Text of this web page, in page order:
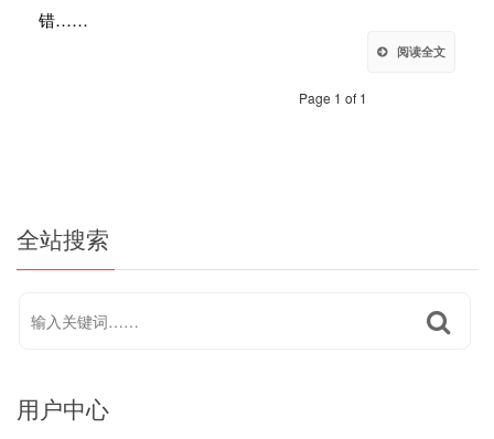
错……
阅读全文
Page 1 of 1
全站搜索
用户中心